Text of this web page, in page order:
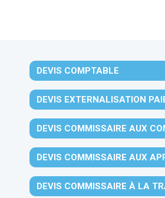
DEVIS COMPTABLE
DEVIS EXTERNALISATION
DEVIS COMMISSAIRE AUX
DEVIS COMMISSAIRE AUX
DEVIS COMMISSAIRE À LA